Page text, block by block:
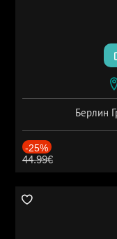
Берлин
-25%
44.99€